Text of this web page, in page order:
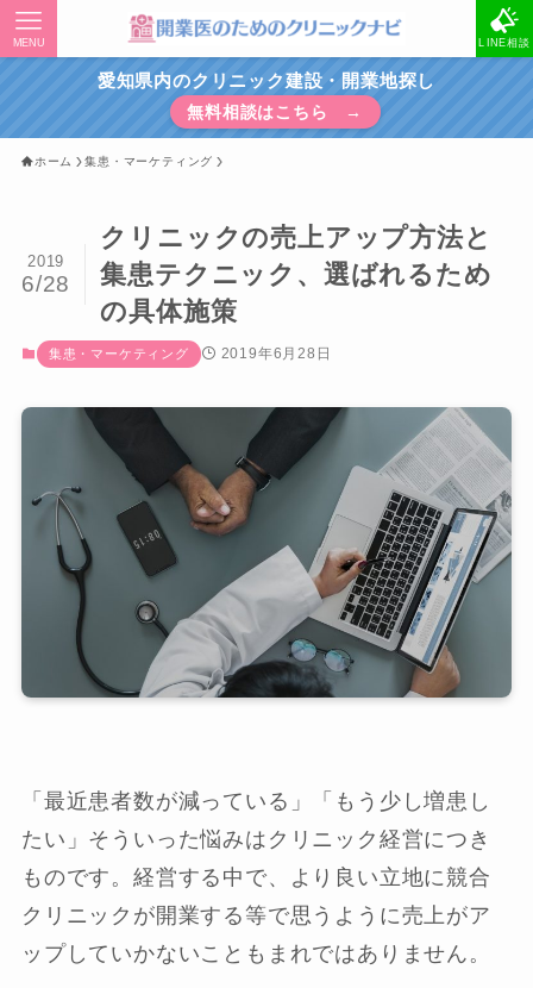
LINE相談
MENU
愛知県内のクリニック建設・開業地探し
無料相談はこちら →
ホーム 集患・マーケティング
クリニックの売上アップ方法と
集患テクニック、選ばれるため
の具体施策
2019
6/28
集患・マーケティング 2019年6月28日
「最近患者数が減っている」「もう少し増患し
たい」そういった悩みはクリニック経営につき
ものです。経営する中で、より良い立地に競合
クリニックが開業する等で思うように売上がア
ップしていかないこともまれではありません。